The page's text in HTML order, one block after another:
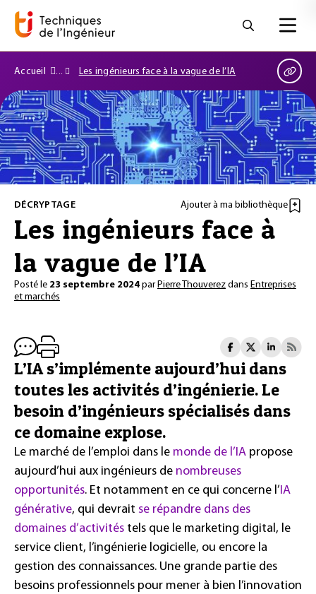
Accueil Les ingénieurs face à la vague de l’IA
DÉCRYPTAGE Ajouter à ma bibliothèque
Les ingénieurs face à
la vague de l’IA
Posté le 23 septembre 2024 parPierre Thouverez dans Entreprises
et marchés
L’IA s’implémente aujourd’hui dans
toutes les activités d’ingénierie. Le
besoin d’ingénieurs spécialisés dans
ce domaine explose.
Le marché de l’emploi dans le monde de l’IA propose
aujourd’hui aux ingénieurs de nombreuses
opportunités. Et notamment en ce qui concerne l’IA
générative, qui devrait se répandre dans des
domaines d’activités tels que le marketing digital, le
service client, l’ingénierie logicielle, ou encore la
gestion des connaissances. Une grande partie des
besoins professionnels pour mener à bien l’innovation